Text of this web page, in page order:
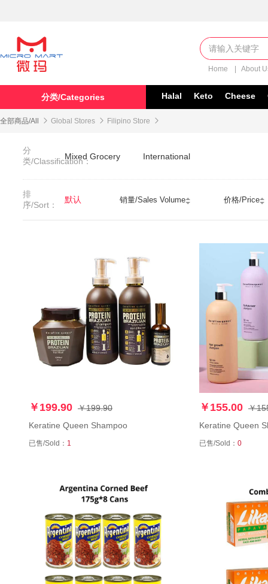
Home About
Halal Keto Cheese
分类/Categories
全部商品/All  Global Stores  Filipino Store 
分
类/Classification：Mixed Grocery International
排
序/Sort：
默认 销量/Sales Volume 价格/Price
￥199.90 ￥199.90
Keratine Queen Shampoo
已售/Sold： 1
￥155.00 ￥
Keratine Queen
已售/Sold： 0